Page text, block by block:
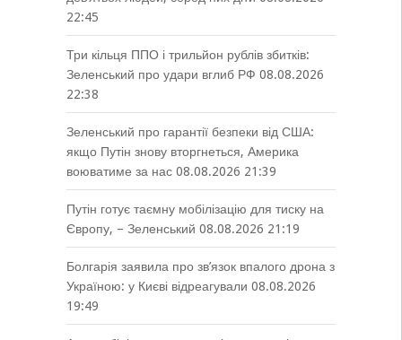
22:45
Три кільця ППО і трильйон рублів збитків:
Зеленський про удари вглиб РФ 08.08.2026
22:38
Зеленський про гарантії безпеки від США:
якщо Путін знову вторгнеться, Америка
воюватиме за нас 08.08.2026 21:39
Путін готує таємну мобілізацію для тиску на
Європу, – Зеленський 08.08.2026 21:19
Болгарія заявила про зв’язок впалого дрона з
Україною: у Києві відреагували 08.08.2026
19:49